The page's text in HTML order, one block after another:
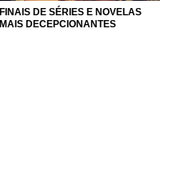
FINAIS DE SÉRIES E NOVELAS
MAIS DECEPCIONANTES